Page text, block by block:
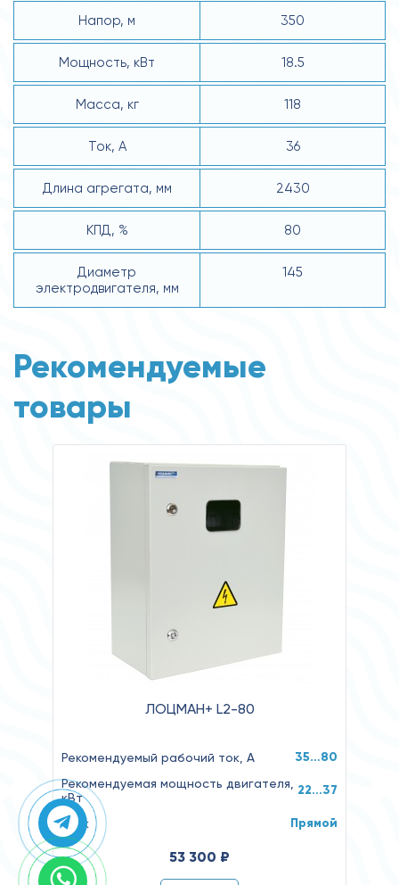
Напор, м 350
Мощность, кВт 18.5
Масса, кг 118
Ток, А 36
Длина агрегата, мм 2430
КПД, % 80
Диаметр
электродвигателя, мм
145
Рекомендуемые
товары
ЛОЦМАН+ L2-80
Рекомендуемый рабочий ток, А 35…80
Рекомендуемая мощность двигателя,
кВт
22...37
Пуск Прямой
53 300 ₽